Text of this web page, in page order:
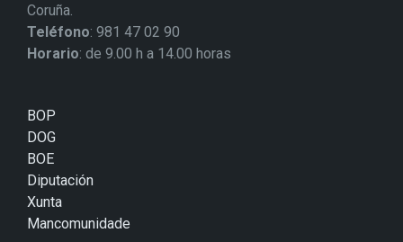
Coruña.
Teléfono: 981 47 02 90
Horario: de 9.00 h a 14.00 horas
BOP
DOG
BOE
Diputación
Xunta
Mancomunidade